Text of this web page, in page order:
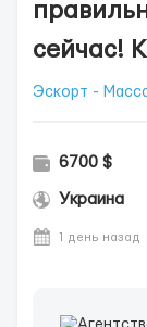
сейчас!
Эскорт -
6700 $
Украина
1 день назад